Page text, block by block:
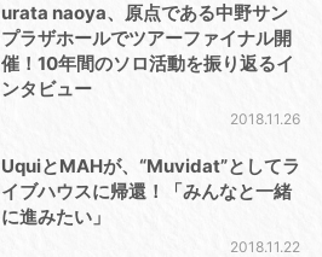
urata naoya、原点である中野サン
プラザホールでツアーファイナル開
催！10年間のソロ活動を振り返るイ
ンタビュー
2018.11.26
UquiとMAHが、“Muvidat”としてラ
イブハウスに帰還！「みんなと一緒
に進みたい」
2018.11.22